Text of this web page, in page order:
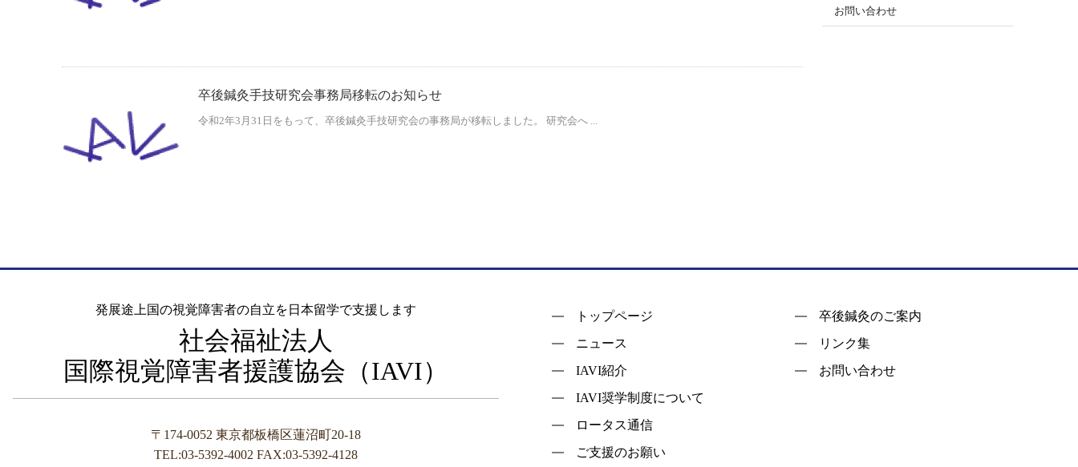
卒後鍼灸手技研究会事務局移転のお知らせ
令和2年3月31日をもって、卒後鍼灸手技研究会の事務局が移転しました。 研究会へ ...
お問い合わせ
発展途上国の視覚障害者の自立を日本留学で支援します
社会福祉法人
国際視覚障害者援護協会（IAVI）
〒174-0052 東京都板橋区蓮沼町20-18
TEL:03-5392-4002 FAX:03-5392-4128
トップページ
ニュース
IAVI紹介
IAVI奨学制度について
ロータス通信
ご支援のお願い
卒後鍼灸のご案内
リンク集
お問い合わせ